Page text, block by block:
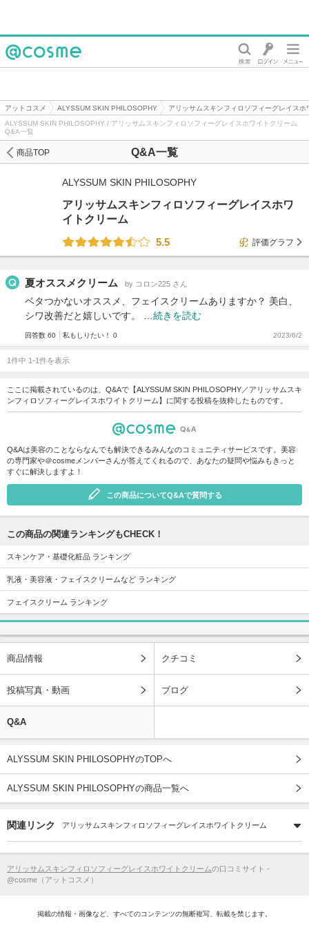
アットコスメ ALYSSUM SKIN PHILOSOPHY
アリッサムスキンフィロソフィーグレイスホ
ALYSSUM SKIN PHILOSOPHY / アリッサムスキンフィロソフィーグレイスホワイトクリーム
Q&A一覧
Q&A一覧
商品TOP
ALYSSUM SKIN PHILOSOPHY
アリッサムスキンフィロソフィーグレイスホワ
イトクリーム
5.5
評価グラフ
夏オススメクリーム by コロン225 さん
ベタつかないオススメ、フェイスクリームありますか？ 美白、
シワ改善だと嬉しいです。 … 続きを読む
回答数 60 私もしりたい！ 0 2023/6/2
1件中 1-1件を表示
ここに掲載されているのは、Q&Aで【ALYSSUM SKIN PHILOSOPHY／アリッサムスキ
ンフィロソフィーグレイスホワイトクリーム】に関する投稿を抜粋したものです。
Q&Aは美容のことならなんでも解決できるみんなのコミュニティサービスです。美容
の専門家や＠cosmeメンバーさんが答えてくれるので、あなたの疑問や悩みもきっと
すぐに解決しますよ！
この商品についてQ&Aで質問する
この商品の関連ランキングもCHECK！
スキンケア・基礎化粧品 ランキング
乳液・美容液・フェイスクリームなど ランキング
フェイスクリーム ランキング
商品情報 クチコミ
投稿写真・動画 ブログ
Q&A
ALYSSUM SKIN PHILOSOPHYのTOPへ
ALYSSUM SKIN PHILOSOPHYの商品一覧へ
関連リンク アリッサムスキンフィロソフィーグレイスホワイトクリーム
アリッサムスキンフィロソフィーグレイスホワイトクリームの口コミサイト -
@cosme（アットコスメ）
掲載の情報・画像など、すべてのコンテンツの無断複写、転載を禁じます。